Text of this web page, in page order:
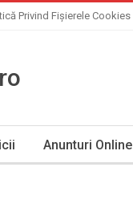
Privind Fișierele Cookies
Anunturi Online